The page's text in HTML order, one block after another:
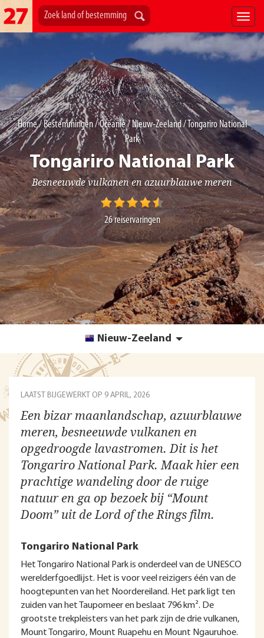
Home/Bestemmingen/Ocëanie/Nieuw-Zeeland/ Tongariro National
Park
Tongariro National Park
Besneeuwde vulkanen en azuurblauwe meren
26reiservaringen
Nieuw-Zeeland
LAATST BIJGEWERKT OP 9 APRIL, 2026
Een bizar maanlandschap, azuurblauwe
meren, besneeuwde vulkanen en
opgedroogde lavastromen. Dit is het
Tongariro National Park. Maak hier een
prachtige wandeling door de ruige
natuur en ga op bezoek bij “Mount
Doom” uit de Lord of the Rings film.
Tongariro National Park
Het Tongariro National Park is onderdeel van de UNESCO
werelderfgoedlijst. Het is voor veel reizigers één van de
hoogtepunten van het Noordereiland. Het park ligt ten
zuiden van het Taupomeer en beslaat 796 km². De
grootste trekpleisters van het park zijn de drie vulkanen,
Mount Tongariro, Mount Ruapehu en Mount Ngauruhoe.